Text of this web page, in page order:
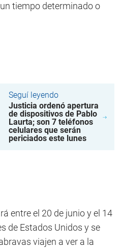
tiempo determinado o
Seguí leyendo
Justicia ordenó apertura
de dispositivos de Pablo
Laurta; son 7 teléfonos
celulares que serán
periciados este lunes
entre el 20 de junio y el 14
de Estados Unidos y se
viajen a ver a la